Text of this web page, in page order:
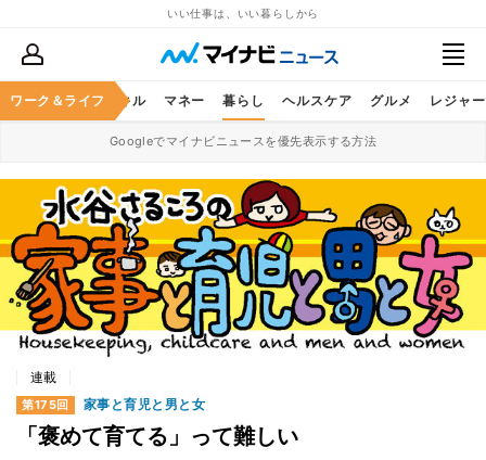
いい仕事は、いい暮らしから
ワーク＆ライフ
ア ビジネススキル マネー 暮らし ヘルスケア グルメ レジャー
Googleでマイナビニュースを優先表示する方法
連載
第175回 家事と育児と男と女
「褒めて育てる」って難しい